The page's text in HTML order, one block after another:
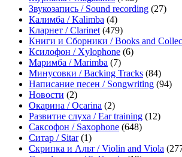
Звукозапись / Sound recording (27)
Калимба / Kalimba (4)
Кларнет / Clarinet (479)
Книги и Сборники / Books and
Ксилофон / Xylophone (6)
Маримба / Marimba (7)
Минусовки / Backing Tracks (84)
Написание песен / Songwriting (94)
Новости (2)
Окарина / Ocarina (2)
Развитие слуха / Ear training (12)
Саксофон / Saxophone (648)
Ситар / Sitar(1)
Скрипка и Альт / Violin and Viola